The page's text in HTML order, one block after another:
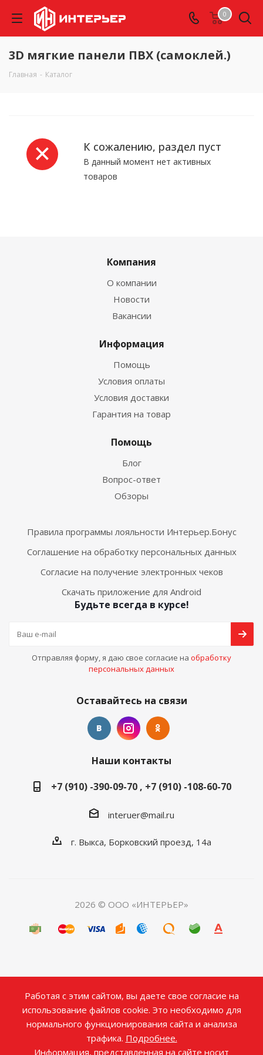
0
3D мягкие панели ПВХ (самоклей.)
Главная - Каталог
К сожалению, раздел пуст
В данный момент нет активных
товаров
Компания
О компании
Новости
Вакансии
Информация
Помощь
Условия оплаты
Условия доставки
Гарантия на товар
Помощь
Блог
Вопрос-ответ
Обзоры
Правила программы лояльности Интерьер.Бонус
Соглашение на обработку персональных данных
Согласие на получение электронных чеков
Скачать приложение для Android
Будьте всегда в курсе!
Отправляя форму, я даю свое согласие на обработку
персональных данных
Оставайтесь на связи
Наши контакты
+7 (910) -390-09-70 , +7 (910) -108-60-70
interuer@mail.ru
г. Выкса, Борковский проезд, 14а
2026 © ООО «ИНТЕРЬЕР»
Работая с этим сайтом, вы даете свое согласие на
использование файлов cookie. Это необходимо для
нормального функционирования сайта и анализа
трафика. Подробнее.
Информация, представленная на сайте носит